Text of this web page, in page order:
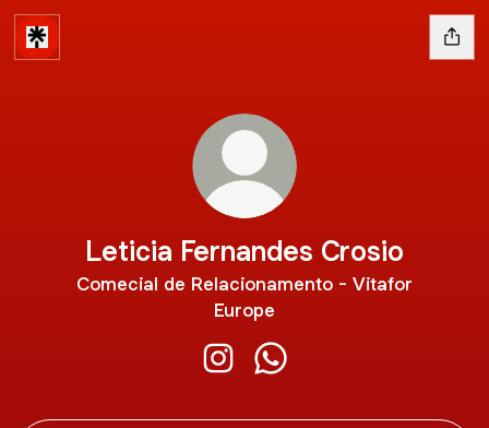
Leticia Fernandes Crosio
Comecial de Relacionamento - Vitafor
Europe